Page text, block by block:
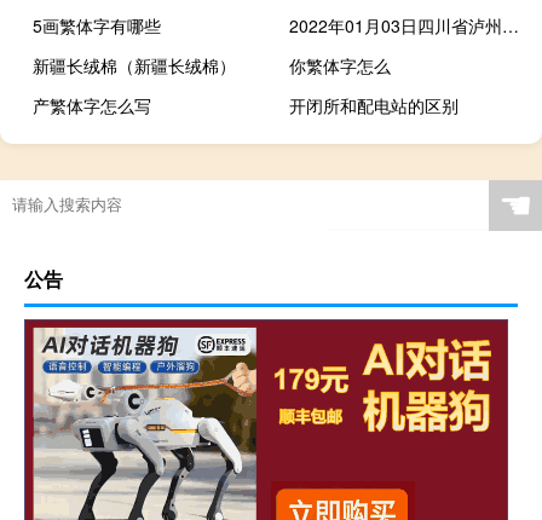
5画繁体字有哪些
2022年01月03日四川省泸州疫情风险地区名单高、中、低风险数据消息
新疆长绒棉（新疆长绒棉）
你繁体字怎么
产繁体字怎么写
开闭所和配电站的区别
☚
公告